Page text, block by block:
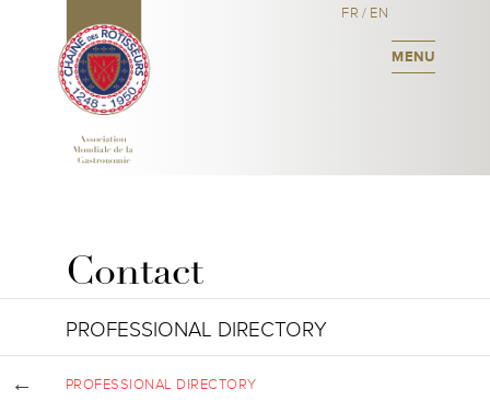
FR / EN
MENU
Contact
PROFESSIONAL DIRECTORY
PROFESSIONAL DIRECTORY